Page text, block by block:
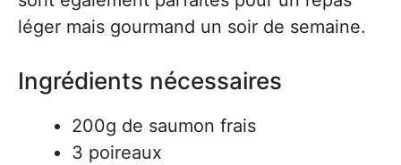
léger mais gourmand un soir de semaine.
Ingrédients nécessaires
200g de saumon frais
3 poireaux